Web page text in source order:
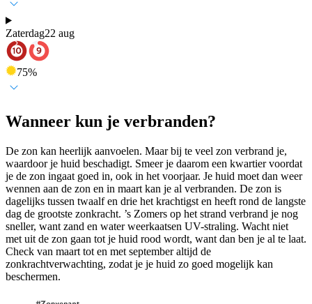
Zaterdag22 aug
75%
Wanneer kun je verbranden?
De zon kan heerlijk aanvoelen. Maar bij te veel zon verbrand je,
waardoor je huid beschadigt. Smeer je daarom een kwartier voordat
je de zon ingaat goed in, ook in het voorjaar. Je huid moet dan weer
wennen aan de zon en in maart kan je al verbranden. De zon is
dagelijks tussen twaalf en drie het krachtigst en heeft rond de langste
dag de grootste zonkracht. ’s Zomers op het strand verbrand je nog
sneller, want zand en water weerkaatsen UV-straling. Wacht niet
met uit de zon gaan tot je huid rood wordt, want dan ben je al te laat.
Check van maart tot en met september altijd de
zonkrachtverwachting, zodat je je huid zo goed mogelijk kan
beschermen.